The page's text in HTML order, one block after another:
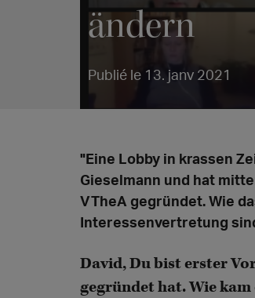
ändern
Publié le 13. janv 2021
"Eine Lobby in krassen
Gieselmann und hat
VTheA gegründet. Wie
Interessenvertretung
David, Du bist erster
gegründet hat. Wie